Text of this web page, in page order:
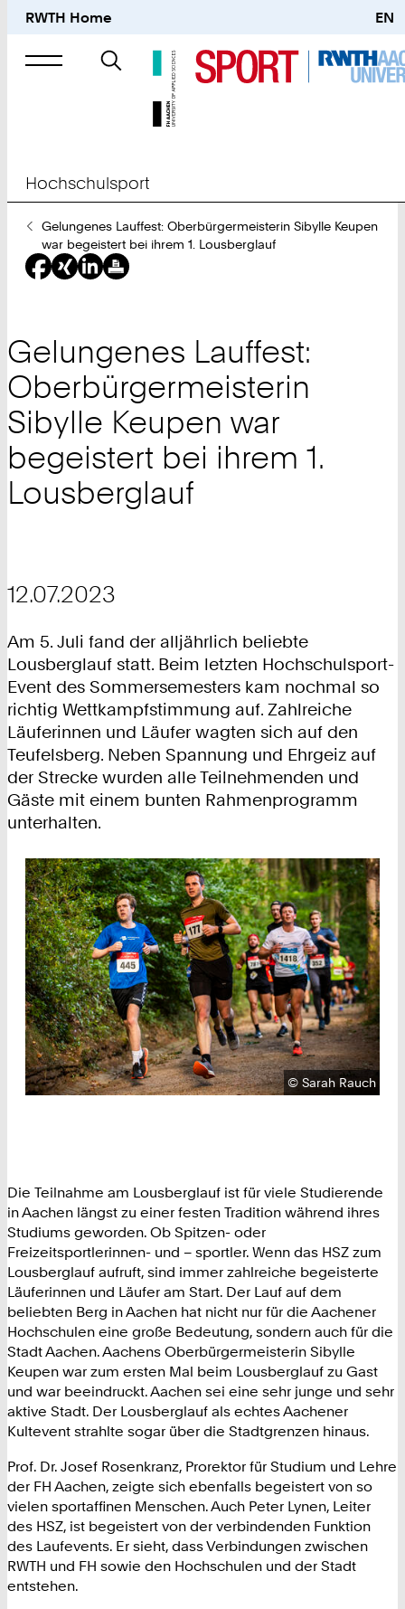
RWTH Home EN
Suche
nach
Hochschulsport
Sie
sind
hier:
Gelungenes Lauffest: Oberbürgermeisterin Sibylle Keupen
war begeistert bei ihrem 1. Lousberglauf
Gelungenes Lauffest:
Oberbürgermeisterin
Sibylle Keupen war
begeistert bei ihrem 1.
Lousberglauf
12.07.2023
Am 5. Juli fand der alljährlich beliebte
Lousberglauf statt. Beim letzten Hochschulsport-
Event des Sommersemesters kam nochmal so
richtig Wettkampfstimmung auf. Zahlreiche
Läuferinnen und Läufer wagten sich auf den
Teufelsberg. Neben Spannung und Ehrgeiz auf
der Strecke wurden alle Teilnehmenden und
Gäste mit einem bunten Rahmenprogramm
unterhalten.
Urheberrecht:
©Sarah Rauch
Die Teilnahme am Lousberglauf ist für viele Studierende
in Aachen längst zu einer festen Tradition während ihres
Studiums geworden. Ob Spitzen- oder
Freizeitsportlerinnen- und – sportler. Wenn das HSZ zum
Lousberglauf aufruft, sind immer zahlreiche begeisterte
Läuferinnen und Läufer am Start. Der Lauf auf dem
beliebten Berg in Aachen hat nicht nur für die Aachener
Hochschulen eine große Bedeutung, sondern auch für die
Stadt Aachen. Aachens Oberbürgermeisterin Sibylle
Keupen war zum ersten Mal beim Lousberglauf zu Gast
und war beeindruckt. Aachen sei eine sehr junge und sehr
aktive Stadt. Der Lousberglauf als echtes Aachener
Kultevent strahlte sogar über die Stadtgrenzen hinaus.
Prof. Dr. Josef Rosenkranz, Prorektor für Studium und Lehre
der FH Aachen, zeigte sich ebenfalls begeistert von so
vielen sportaffinen Menschen. Auch Peter Lynen, Leiter
des HSZ, ist begeistert von der verbindenden Funktion
des Laufevents. Er sieht, dass Verbindungen zwischen
RWTH und FH sowie den Hochschulen und der Stadt
entstehen.